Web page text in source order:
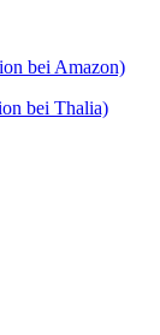
bei Amazon)
bei Thalia)